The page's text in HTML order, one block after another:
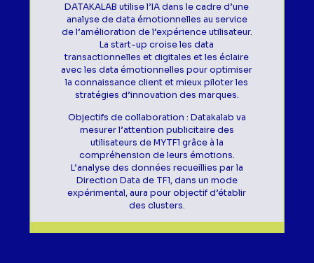
DATAKALAB utilise l’IA dans le cadre d’une
analyse de data émotionnelles au service
de l’amélioration de l’expérience utilisateur.
La start-up croise les data
transactionnelles et digitales et les éclaire
avec les data émotionnelles pour optimiser
la connaissance client et mieux piloter les
stratégies d’innovation des marques.
Objectifs de collaboration : Datakalab va
mesurer l’attention publicitaire des
utilisateurs de MYTF1 grâce à la
compréhension de leurs émotions.
L’analyse des données recueillies par la
Direction Data de TF1, dans un mode
expérimental, aura pour objectif d’établir
des clusters.